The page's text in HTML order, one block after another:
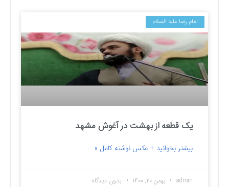
امام رضا علیه السلام
یک قطعه از بهشت در آغوش مشهد
بیشتر بخوانید + عکس نوشته کامل »
admin بهمن ۲۰, ۱۴۰۰ بدون دیدگاه